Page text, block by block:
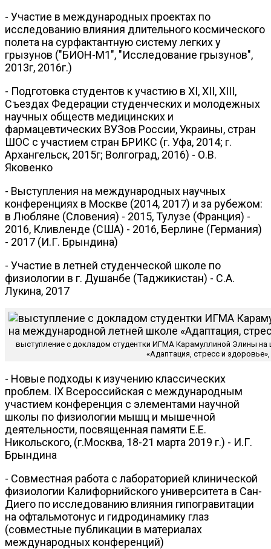
- Участие в международных проектах по
исследованию влияния длительного космического
полета на сурфактантную систему легких у
грызунов ("БИОН-М1", "Исследование грызунов",
2013г, 2016г.)
- Подготовка студентов к участию в XI, XII, XIII,
Съездах Федерации студенческих и молодежных
научных обществ медицинских и
фармацевтических ВУЗов России, Украины, стран
ШОС с участием стран БРИКС (г. Уфа, 2014; г.
Архангельск, 2015г; Волгоград, 2016) - О.В.
Яковенко
- Выступления на международных научных
конференциях в Москве (2014, 2017) и за рубежом:
в Любляне (Словения) - 2015, Тулузе (Франция) -
2016, Кливленде (США) - 2016, Берлине (Германия)
- 2017 (И.Г. Брындина)
- Участие в летней студенческой школе по
физиологии в г. Душанбе (Таджикистан) - С.А.
Лукина, 2017
выступление с докладом студентки ИГМА Карамуллиной Элины
«Адаптация, стресс и
- Новые подходы к изучению классических
проблем. IX Всероссийская с международным
участием конференция с элементами научной
школы по физиологии мышц и мышечной
деятельности, посвященная памяти Е.Е.
Никольского, (г.Москва, 18-21 марта 2019 г.) - И.Г.
Брындина
- Совместная работа с лабораторией клинической
физиологии Калифорнийского университета в Сан-
Диего по исследованию влияния гипогравитации
на офтальмотонус и гидродинамику глаз
(совместные публикации в материалах
международных конференций)